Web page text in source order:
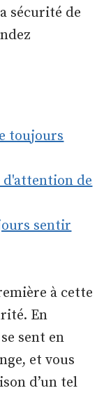
sécurité de
toujours
d'attention de
sentir
à cette
En
sent en
et vous
d’un tel